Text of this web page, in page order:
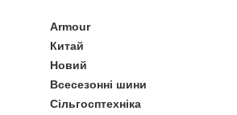
Armour
Китай
Новий
Всесезонні шини
Сільгосптехніка